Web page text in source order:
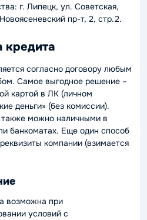
г. Липецк, ул. Советская,
пр-т, 2, стр.2.
кредита
согласно договору любым
Самое выгодное решение –
картой в ЛК (личном
деньги» (без комиссии).
можно наличными в
банкоматах. Еще один способ
компании (взимается
возможна при
условий с